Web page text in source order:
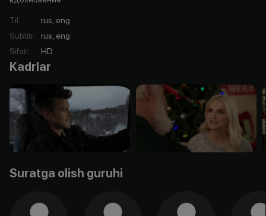
Til:
rus, eng
Subtitr:
rus, eng
Sifati: HD
Kadrlar
Suratga olish guruhi